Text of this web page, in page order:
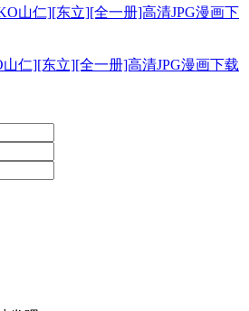
仁][东立][全一册]高清JPG漫画下载